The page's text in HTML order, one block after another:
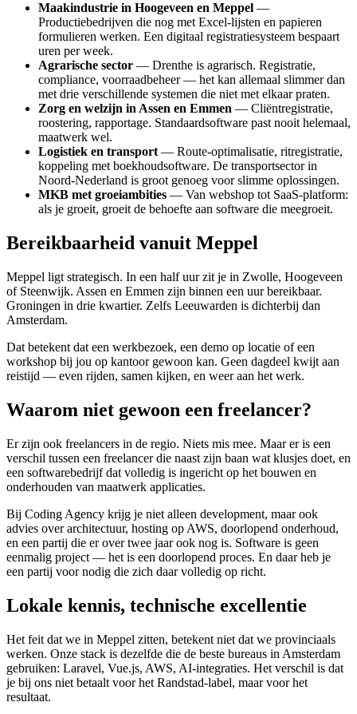
Maakindustrie in Hoogeveen en Meppel —
Productiebedrijven die nog met Excel-lijsten en papieren
formulieren werken. Een digitaal registratiesysteem bespaart
uren per week.
Agrarische sector — Drenthe is agrarisch. Registratie,
compliance, voorraadbeheer — het kan allemaal slimmer dan
met drie verschillende systemen die niet met elkaar praten.
Zorg en welzijn in Assen en Emmen — Cliëntregistratie,
roostering, rapportage. Standaardsoftware past nooit helemaal,
maatwerk wel.
Logistiek en transport — Route-optimalisatie, ritregistratie,
koppeling met boekhoudsoftware. De transportsector in
Noord-Nederland is groot genoeg voor slimme oplossingen.
MKB met groeiambities — Van webshop tot SaaS-platform:
als je groeit, groeit de behoefte aan software die meegroeit.
Bereikbaarheid vanuit Meppel
Meppel ligt strategisch. In een half uur zit je in Zwolle, Hoogeveen
of Steenwijk. Assen en Emmen zijn binnen een uur bereikbaar.
Groningen in drie kwartier. Zelfs Leeuwarden is dichterbij dan
Amsterdam.
Dat betekent dat een werkbezoek, een demo op locatie of een
workshop bij jou op kantoor gewoon kan. Geen dagdeel kwijt aan
reistijd — even rijden, samen kijken, en weer aan het werk.
Waarom niet gewoon een freelancer?
Er zijn ook freelancers in de regio. Niets mis mee. Maar er is een
verschil tussen een freelancer die naast zijn baan wat klusjes doet, en
een softwarebedrijf dat volledig is ingericht op het bouwen en
onderhouden van maatwerk applicaties.
Bij Coding Agency krijg je niet alleen development, maar ook
advies over architectuur, hosting op AWS, doorlopend onderhoud,
en een partij die er over twee jaar ook nog is. Software is geen
eenmalig project — het is een doorlopend proces. En daar heb je
een partij voor nodig die zich daar volledig op richt.
Lokale kennis, technische excellentie
Het feit dat we in Meppel zitten, betekent niet dat we provinciaals
werken. Onze stack is dezelfde die de beste bureaus in Amsterdam
gebruiken: Laravel, Vue.js, AWS, AI-integraties. Het verschil is dat
je bij ons niet betaalt voor het Randstad-label, maar voor het
resultaat.